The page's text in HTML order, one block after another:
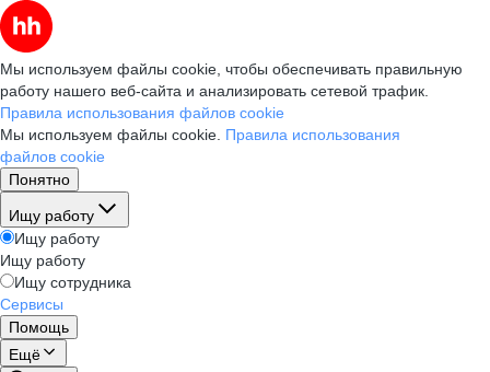
Мы используем файлы cookie, чтобы обеспечивать правильную
работу нашего веб-сайта и анализировать сетевой трафик.
Правила использования файлов cookie
Мы используем файлы cookie. Правила использования
файлов cookie
Понятно
Ищу работу
Ищу работу
Ищу работу
Ищу сотрудника
Сервисы
Помощь
Ещё